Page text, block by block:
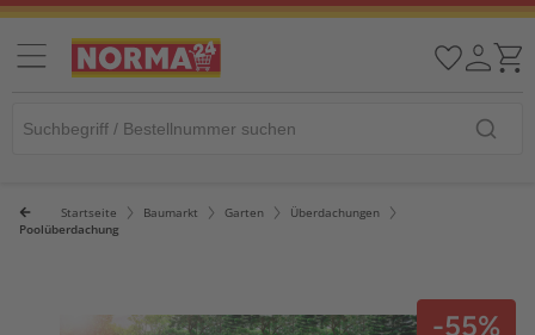
Startseite Baumarkt Garten
Überdachungen
Poolüberdachung
-55%